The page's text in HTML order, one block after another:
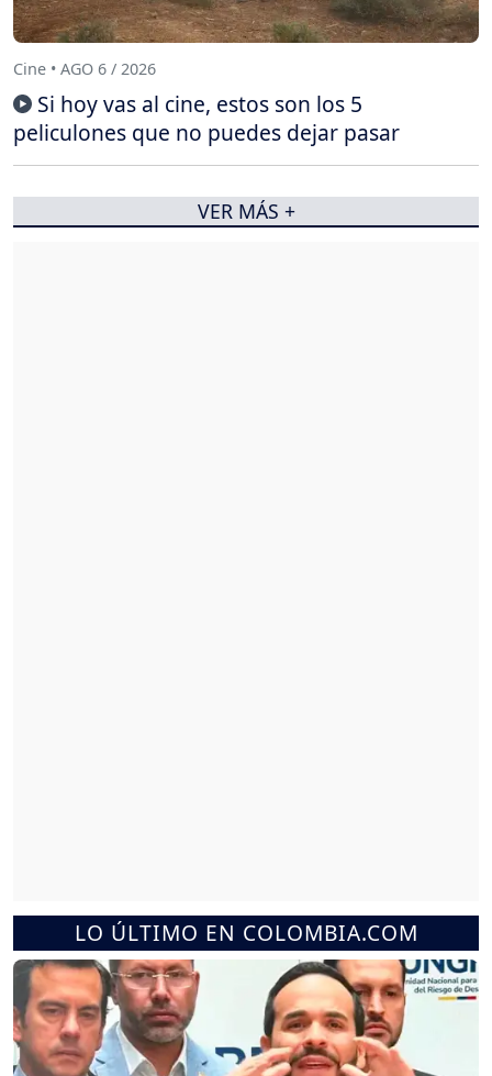
LO ÚLTIMO EN COLOMBIA.COM
Cine • AGO 6 / 2026
Si hoy vas al cine, estos son los 5
peliculones que no puedes dejar pasar
VER MÁS +